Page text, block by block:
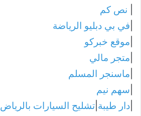
نص كم
في بي دبليو الرياضة
موقع خبركو
متجر مالي
ماسنجر المسلم
سهم نيم
دار طيبة تشليح السيارات بالرياض